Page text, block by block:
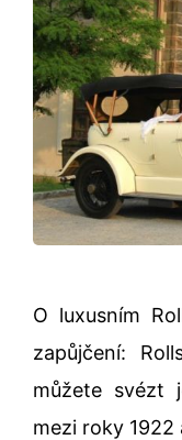
O luxusním
zapůjčení:
můžete svézt
mezi roky 1922